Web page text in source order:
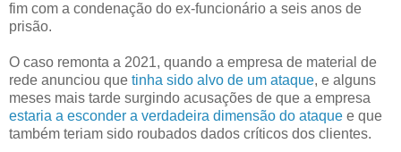
fim com a condenação do ex-funcionário a seis anos de
prisão.
O caso remonta a 2021, quando a empresa de material de
rede anunciou que tinha sido alvo de um ataque, e alguns
meses mais tarde surgindo acusações de que a empresa
estaria a esconder a verdadeira dimensão do ataque e que
também teriam sido roubados dados críticos dos clientes.